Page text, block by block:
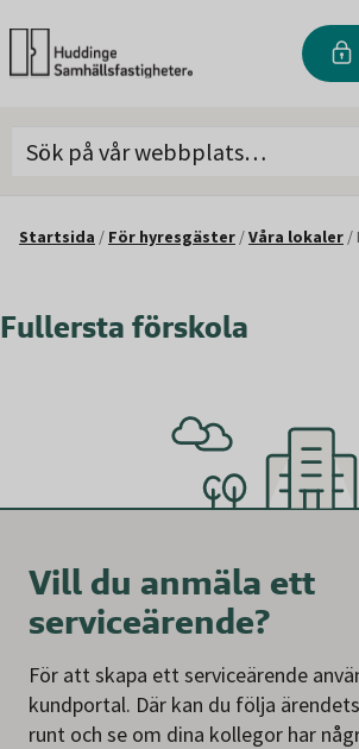
Startsida / För hyresgäster /Våra lokaler /
Fullersta förskola
Vill du anmäla ett
serviceärende?
För att skapa ett serviceärende
kundportal. Där kan du följa
runt och se om dina kollegor har